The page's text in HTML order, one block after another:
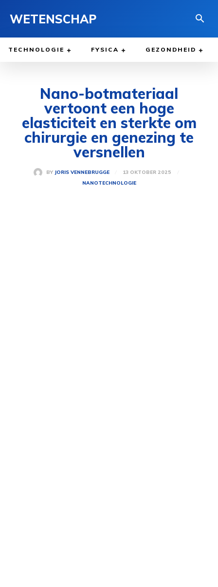
WETENSCHAP
TECHNOLOGIE FYSICA GEZONDHEID
Nano-botmateriaal
vertoont een hoge
elasticiteit en sterkte om
chirurgie en genezing te
versnellen
BY JORIS VENNEBRUGGE
13 OKTOBER 2025
NANOTECHNOLOGIE